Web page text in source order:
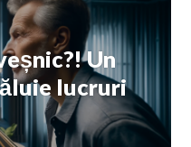
Un
lucruri